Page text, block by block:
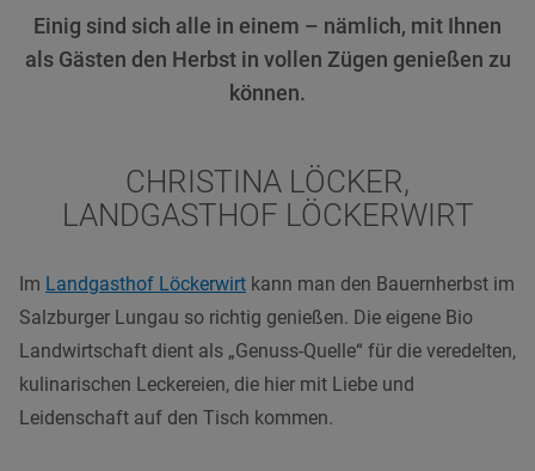
Einig sind sich alle in einem – nämlich, mit Ihnen
als Gästen den Herbst in vollen Zügen genießen zu
können.
CHRISTINA LÖCKER,
LANDGASTHOF LÖCKERWIRT
Im Landgasthof Löckerwirt kann man den Bauernherbst im
Salzburger Lungau so richtig genießen. Die eigene Bio
Landwirtschaft dient als „Genuss-Quelle“ für die veredelten,
kulinarischen Leckereien, die hier mit Liebe und
Leidenschaft auf den Tisch kommen.